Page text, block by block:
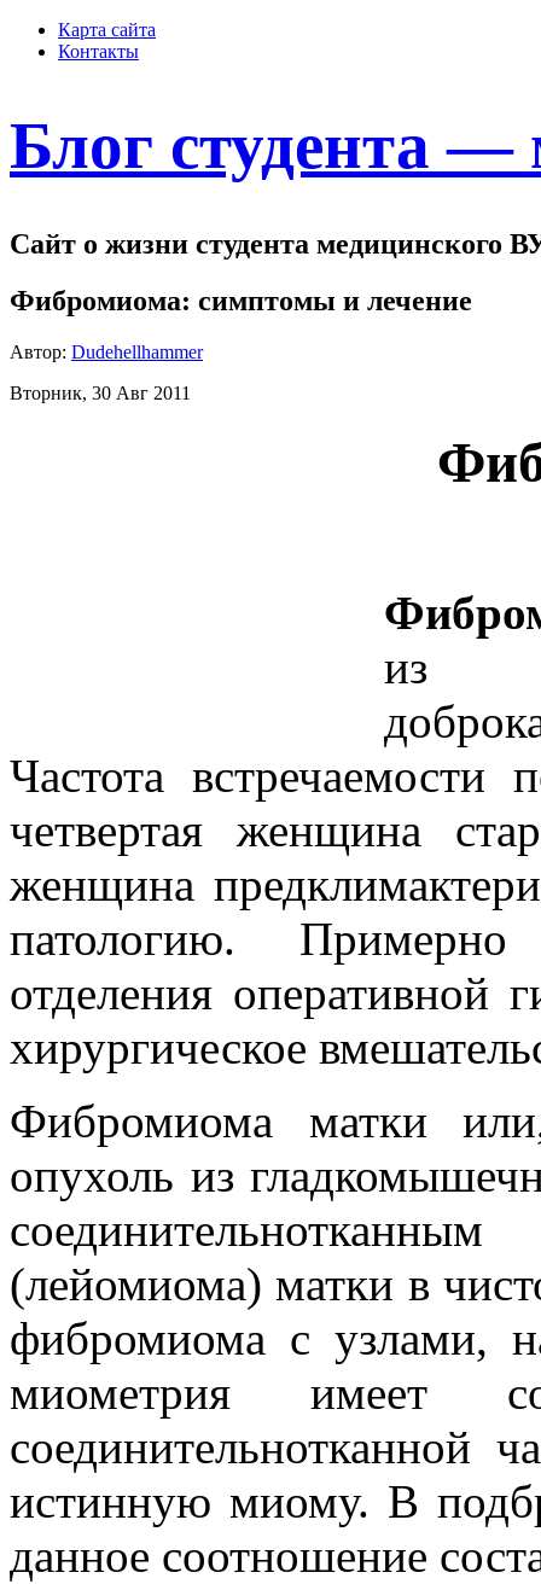
Карта сайта
Контакты
Блог студента —
Сайт о жизни студента медицинского
Фибромиома: симптомы и лечение
Автор: Dudehellhammer
Вторник, 30 Авг 2011
из
Частота встречаемости
четвертая женщина
женщина
патологию.
отделения оперативной
хирургическое
Фибромиома матки
опухоль из
(лейомиома) матки в
фибромиома с узлами,
миометрия имеет
соединительнотканной
истинную миому. В
данное соотношение